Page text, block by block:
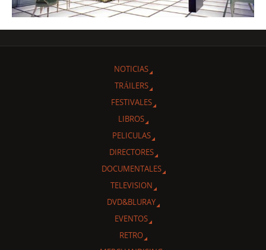
NOTICIAS
TRÁILERS
FESTIVALES
LIBROS
PELICULAS
DIRECTORES
DOCUMENTALES
TELEVISION
DVD&BLURAY
EVENTOS
RETRO